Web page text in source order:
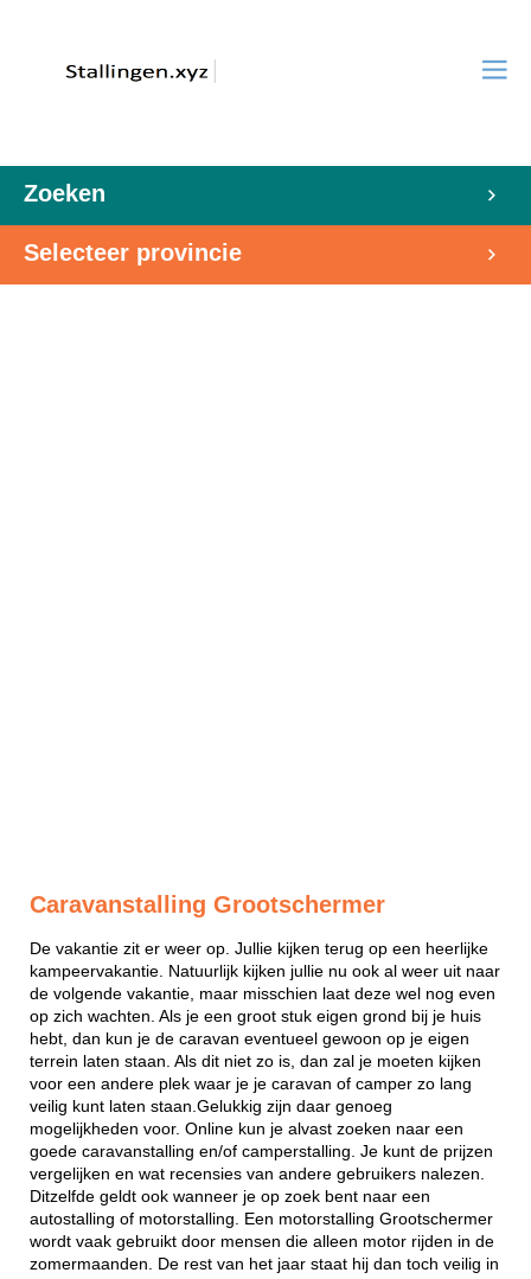
Zoeken
Selecteer provincie
Caravanstalling Grootschermer
De vakantie zit er weer op. Jullie kijken terug op een heerlijke
kampeervakantie. Natuurlijk kijken jullie nu ook al weer uit naar
de volgende vakantie, maar misschien laat deze wel nog even
op zich wachten. Als je een groot stuk eigen grond bij je huis
hebt, dan kun je de caravan eventueel gewoon op je eigen
terrein laten staan. Als dit niet zo is, dan zal je moeten kijken
voor een andere plek waar je je caravan of camper zo lang
veilig kunt laten staan.Gelukkig zijn daar genoeg
mogelijkheden voor. Online kun je alvast zoeken naar een
goede caravanstalling en/of camperstalling. Je kunt de prijzen
vergelijken en wat recensies van andere gebruikers nalezen.
Ditzelfde geldt ook wanneer je op zoek bent naar een
autostalling of motorstalling. Een motorstalling Grootschermer
wordt vaak gebruikt door mensen die alleen motor rijden in de
zomermaanden. De rest van het jaar staat hij dan toch veilig in